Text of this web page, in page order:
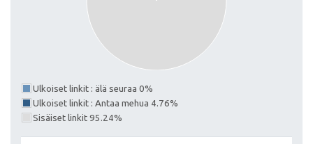
Ulkoiset linkit : älä seuraa 0%
Ulkoiset linkit : Antaa mehua 4.76%
Sisäiset linkit 95.24%